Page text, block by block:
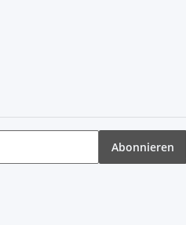
Abonnieren